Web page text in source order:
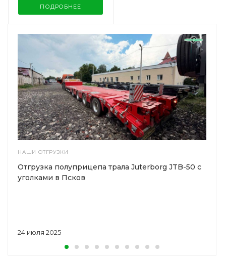
ПОДРОБНЕЕ
НАШИ ОТГРУЗКИ
24 июля 2025
Отгрузка полуприцепа трала Juterborg JTB-50 с
уголками в Псков